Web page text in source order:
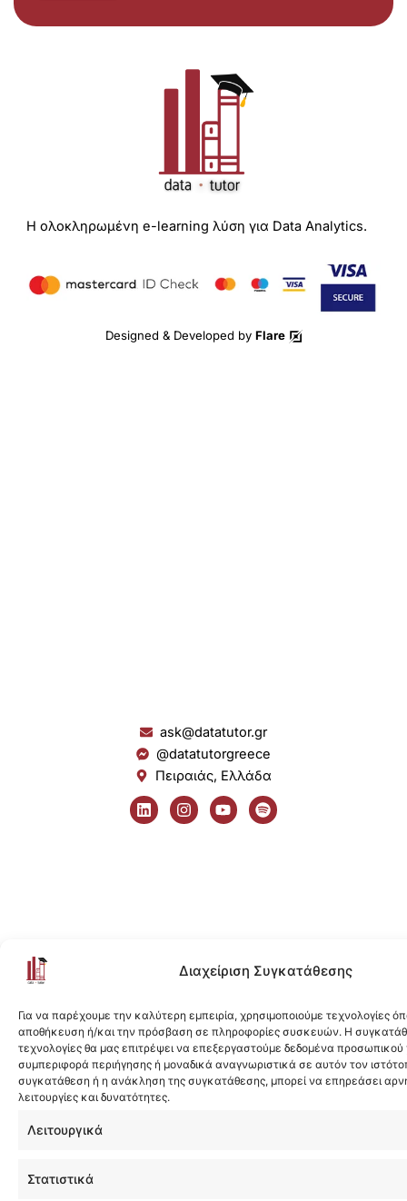
Διαχείριση Συγκατάθεσης
Για να παρέχουμε την καλύτερη εμπειρία, χρησιμοποιούμε τεχνολογίες
αποθήκευση ή/και την πρόσβαση σε πληροφορίες συσκευών. Η
τεχνολογίες θα μας επιτρέψει να επεξεργαστούμε δεδομένα
συμπεριφορά περιήγησης ή μοναδικά αναγνωριστικά σε αυτόν τον
συγκατάθεση ή η ανάκληση της συγκατάθεσης, μπορεί να επηρεάσει
λειτουργίες και δυνατότητες.
Λειτουργικά
Στατιστικά
Η ολοκληρωμένη e-learning λύση για Data Analytics.
Designed & Developed by Flare
ask@datatutor.gr
@datatutorgreece
Πειραιάς, Ελλάδα
L
i
n
I
n
s
Y
o
u
S
p
o